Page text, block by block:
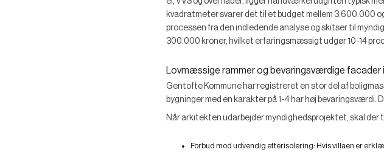
kvadratmeter svarer det til et budget mellem 3.600.000
processen fra den indledende analyse og skitser til
300.000 kroner, hvilket erfaringsmæssigt udgør 10-14
Lovmæssige rammer og bevaringsværdige facader
Gentofte Kommune har registreret en stor del af
bygninger med en karakter på 1-4 har høj
Når arkitekten udarbejder myndighedsprojektet, skal
Forbud mod udvendig efterisolering: Hvis villaen er